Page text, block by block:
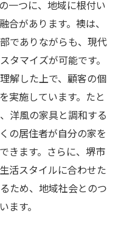
一つに、地域に根付い
合があります。襖は、
でありながらも、現代
タマイズが可能です。
解した上で、顧客の個
実施しています。たと
洋風の家具と調和する
の居住者が自分の家を
きます。さらに、堺市
活スタイルに合わせた
ため、地域社会とのつ
ます。